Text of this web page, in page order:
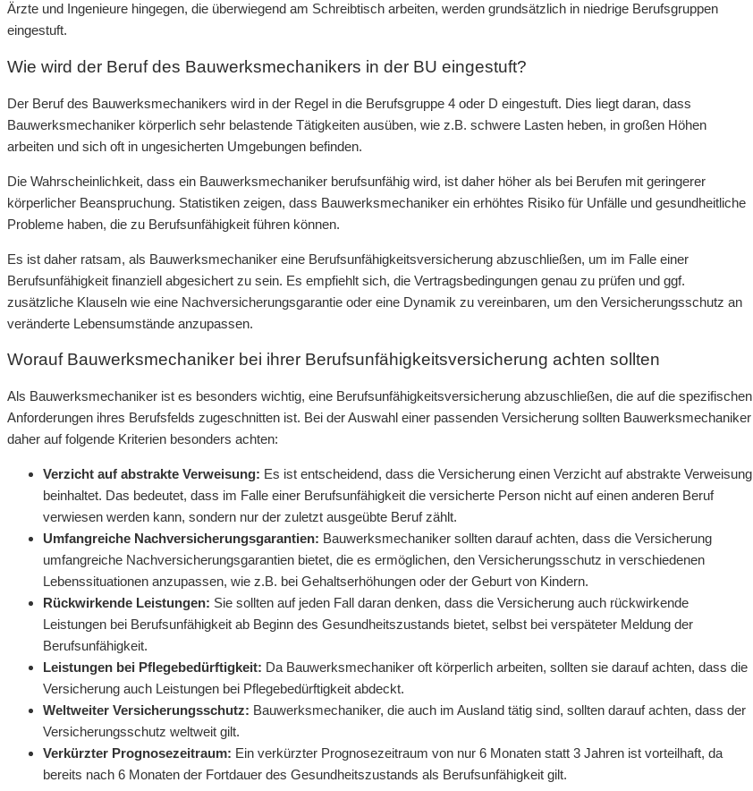
Ärzte und Ingenieure hingegen, die überwiegend am Schreibtisch arbeiten, werden grundsätzlich in niedrige Berufsgruppen
eingestuft.
Wie wird der Beruf des Bauwerksmechanikers in der BU eingestuft?
Der Beruf des Bauwerksmechanikers wird in der Regel in die Berufsgruppe 4 oder D eingestuft. Dies liegt daran, dass
Bauwerksmechaniker körperlich sehr belastende Tätigkeiten ausüben, wie z.B. schwere Lasten heben, in großen Höhen
arbeiten und sich oft in ungesicherten Umgebungen befinden.
Die Wahrscheinlichkeit, dass ein Bauwerksmechaniker berufsunfähig wird, ist daher höher als bei Berufen mit geringerer
körperlicher Beanspruchung. Statistiken zeigen, dass Bauwerksmechaniker ein erhöhtes Risiko für Unfälle und gesundheitliche
Probleme haben, die zu Berufsunfähigkeit führen können.
Es ist daher ratsam, als Bauwerksmechaniker eine Berufsunfähigkeitsversicherung abzuschließen, um im Falle einer
Berufsunfähigkeit finanziell abgesichert zu sein. Es empfiehlt sich, die Vertragsbedingungen genau zu prüfen und ggf.
zusätzliche Klauseln wie eine Nachversicherungsgarantie oder eine Dynamik zu vereinbaren, um den Versicherungsschutz an
veränderte Lebensumstände anzupassen.
Worauf Bauwerksmechaniker bei ihrer Berufsunfähigkeitsversicherung achten sollten
Als Bauwerksmechaniker ist es besonders wichtig, eine Berufsunfähigkeitsversicherung abzuschließen, die auf die spezifischen
Anforderungen ihres Berufsfelds zugeschnitten ist. Bei der Auswahl einer passenden Versicherung sollten Bauwerksmechaniker
daher auf folgende Kriterien besonders achten:
Verzicht auf abstrakte Verweisung: Es ist entscheidend, dass die Versicherung einen Verzicht auf abstrakte Verweisung
beinhaltet. Das bedeutet, dass im Falle einer Berufsunfähigkeit die versicherte Person nicht auf einen anderen Beruf
verwiesen werden kann, sondern nur der zuletzt ausgeübte Beruf zählt.
Umfangreiche Nachversicherungsgarantien: Bauwerksmechaniker sollten darauf achten, dass die Versicherung
umfangreiche Nachversicherungsgarantien bietet, die es ermöglichen, den Versicherungsschutz in verschiedenen
Lebenssituationen anzupassen, wie z.B. bei Gehaltserhöhungen oder der Geburt von Kindern.
Rückwirkende Leistungen: Sie sollten auf jeden Fall daran denken, dass die Versicherung auch rückwirkende
Leistungen bei Berufsunfähigkeit ab Beginn des Gesundheitszustands bietet, selbst bei verspäteter Meldung der
Berufsunfähigkeit.
Leistungen bei Pflegebedürftigkeit: Da Bauwerksmechaniker oft körperlich arbeiten, sollten sie darauf achten, dass die
Versicherung auch Leistungen bei Pflegebedürftigkeit abdeckt.
Weltweiter Versicherungsschutz: Bauwerksmechaniker, die auch im Ausland tätig sind, sollten darauf achten, dass der
Versicherungsschutz weltweit gilt.
Verkürzter Prognosezeitraum: Ein verkürzter Prognosezeitraum von nur 6 Monaten statt 3 Jahren ist vorteilhaft, da
bereits nach 6 Monaten der Fortdauer des Gesundheitszustands als Berufsunfähigkeit gilt.